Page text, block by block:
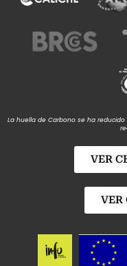
La huella de Carbono se ha reducido
VER
VER